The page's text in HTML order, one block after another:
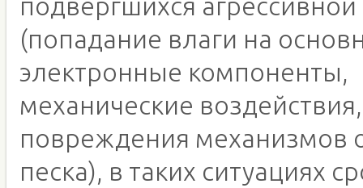
(попадание влаги на
электронные компоненты,
механические воздействия,
повреждения механизмов
песка), в таких ситуациях